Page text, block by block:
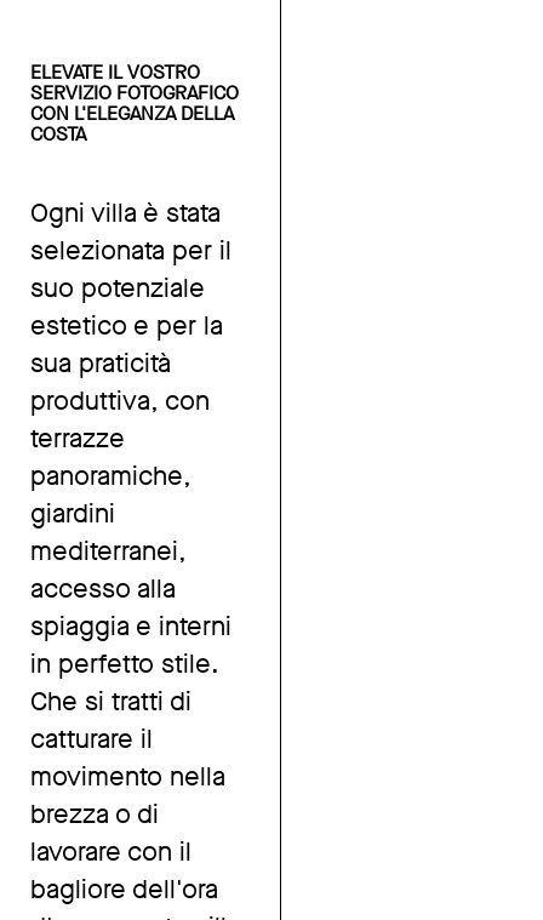
ELEVATE IL VOSTRO
SERVIZIO FOTOGRAFICO
CON L'ELEGANZA DELLA
COSTA
Ogni villa è stata
selezionata per il
suo potenziale
estetico e per la
sua praticità
produttiva, con
terrazze
panoramiche,
giardini
mediterranei,
accesso alla
spiaggia e interni
in perfetto stile.
Che si tratti di
catturare il
movimento nella
brezza o di
lavorare con il
bagliore dell'ora